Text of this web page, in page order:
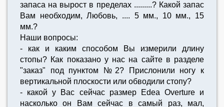
запаса на вырост в пределах .........? Какой запас
Вам необходим, Любовь, .... 5 мм., 10 мм., 15
мм.?
Наши вопросы:
- как и каким способом Вы измерили длину
стопы? Как показано у нас на сайте в разделе
"заказ" под пунктом №2? Прислонили ногу к
вертикальной плоскости или обводили стопу?
- какой у Вас сейчас размер Edea Overture и
насколько он Вам сейчас в самый раз, мал,